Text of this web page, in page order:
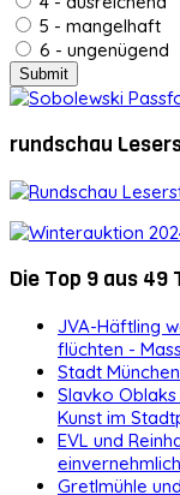
5 - mangelhaft
6 - ungenügend
rundschau
Die Top 9 aus 49
JVA-Häftling
flüchten -
Stadt
Slavko
Kunst im
EVL und
einvernehmlich
Gretlmühle